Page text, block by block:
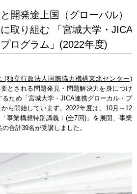
開発途上国（グローバル）
取り組む 「宮城大学・JICA
ログラム」(2022年度)
(独立行政法人国際協力機構東北センター)
とされる問題発見・問題解決力を身につけ
るため「宮城大学・JICA連携グローカル・プ
ら開始しています。2022年度は、10月～12
事業構想特別講義Ⅰ(全7回)」を展開、事業
合計39名が受講しました。